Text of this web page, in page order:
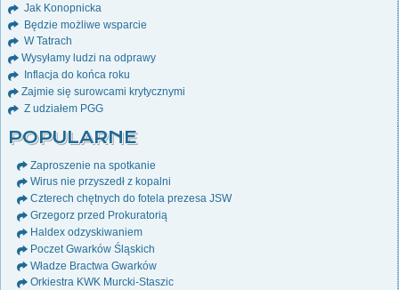
Jak Konopnicka
Będzie możliwe wsparcie
W Tatrach
Wysyłamy ludzi na odprawy
Inflacja do końca roku
Zajmie się surowcami krytycznymi
Z udziałem PGG
POPULARNE
Zaproszenie na spotkanie
Wirus nie przyszedł z kopalni
Czterech chętnych do fotela prezesa JSW
Grzegorz przed Prokuratorią
Haldex odzyskiwaniem
Poczet Gwarków Śląskich
Władze Bractwa Gwarków
Orkiestra KWK Murcki-Staszic